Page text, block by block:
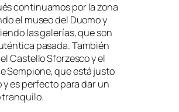
continuamos por la zona
el museo del Duomo y
las galerías, que son
pasada. También
Castello Sforzesco y el
Sempione, que está justo
y es perfecto para dar un
tranquilo.